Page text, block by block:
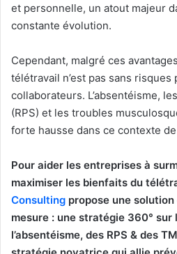
et personnelle, un atout majeur
constante évolution.
Cependant, malgré ces
télétravail n’est pas sans risques
collaborateurs. L’absentéisme,
(RPS) et les troubles
forte hausse dans ce contexte
Pour aider les entreprises à
maximiser les bienfaits du
Consulting propose une
mesure : une stratégie 360° sur
l’absentéisme, des RPS & des